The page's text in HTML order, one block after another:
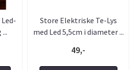
Store Elektriske Te-Lys
med Led 5,5cm i diameter ...
49,-